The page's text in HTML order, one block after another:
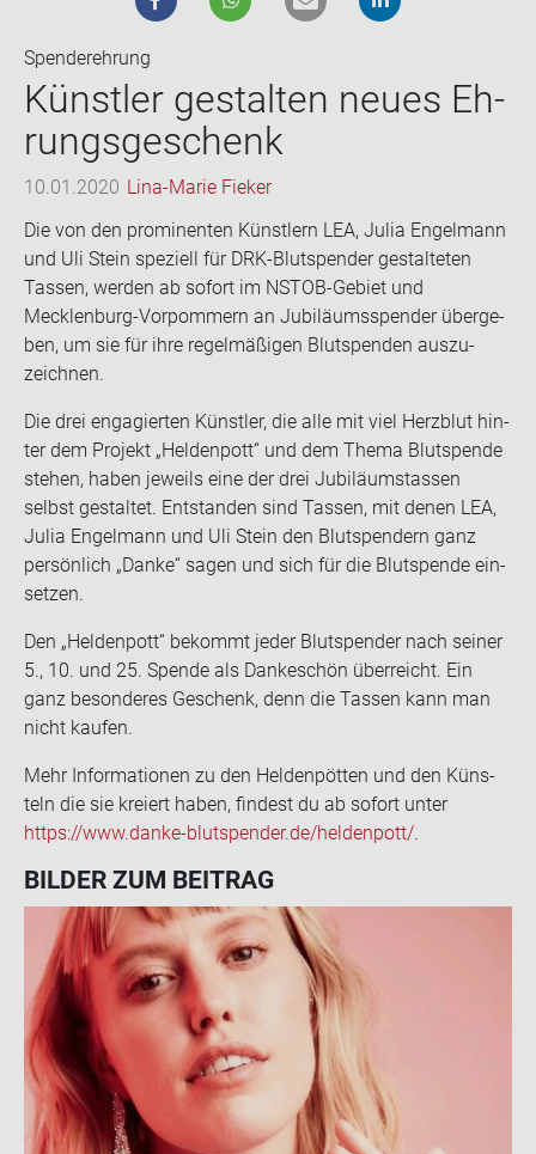
Spenderehrung
Künst­ler ge­stal­ten neues Eh­
rungs­ge­schenk
10.01.2020 Lina-Marie Fieker
Die von den pro­mi­nen­ten Künst­lern LEA, Julia En­gel­mann
und Uli Stein spe­zi­ell für DRK-​Blutspender ge­stal­te­ten
Tas­sen, wer­den ab so­fort im NSTOB-​Gebiet und
Mecklenburg-​Vorpommern an Ju­bi­lä­ums­spen­der über­ge­
ben, um sie für ihre re­gel­mä­ßi­gen Blut­spen­den aus­zu­
zeich­nen.
Die drei en­ga­gier­ten Künst­ler, die alle mit viel Herz­blut hin­
ter dem Pro­jekt „Hel­den­pott“ und dem Thema Blut­spen­de
ste­hen, haben je­weils eine der drei Ju­bi­lä­umstas­sen
selbst ge­stal­tet. Ent­stan­den sind Tas­sen, mit denen LEA,
Julia En­gel­mann und Uli Stein den Blut­spen­dern ganz
per­sön­lich „Danke“ sagen und sich für die Blut­spen­de ein­
set­zen.
Den „Hel­den­pott“ be­kommt jeder Blut­spen­der nach sei­ner
5., 10. und 25. Spen­de als Dan­ke­schön über­reicht. Ein
ganz be­son­de­res Ge­schenk, denn die Tas­sen kann man
nicht kau­fen.
Mehr In­for­ma­tio­nen zu den Hel­den­pöt­ten und den Küns­
teln die sie kre­iert haben, fin­dest du ab so­fort unter
https://www.danke-​blutspender.de/hel­den­pott/.
BIL­DER ZUM BEI­TRAG